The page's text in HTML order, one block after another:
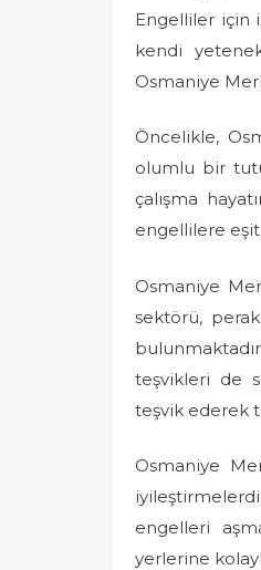
Engelliler için
kendi
Osmaniye
Öncelikle,
olumlu bir
çalışma
engellilere eşit
Osmaniye
sektörü,
teşvikleri de
teşvik ederek
Osmaniye
engelleri
yerlerine